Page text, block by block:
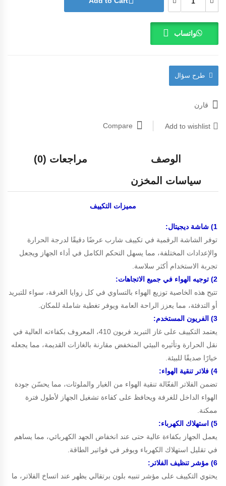
واتساب
طرح سؤال
قارن
Add to wishlist
Compare
الوصف
مراجعات (0)
سياسات المخزن
مميزات التكييف
1) شاشة ديجيتال:
توفر الشاشة الرقمية في تكييف شارب عرضًا دقيقًا لدرجة الحرارة
والإعدادات المختلفة، مما يسهل التحكم الكامل في أداء الجهاز ويجعل
تجربة الاستخدام أكثر سلاسة.
2) توجيه الهواء في جميع الاتجاهات:
تتيح هذه الخاصية توزيع الهواء بالتساوي في كل زوايا الغرفة، سواء للتبريد
أو التدفئة، مما يعزز الراحة العامة ويوفر تغطية شاملة للمكان.
3) الفريون المستخدم:
يعتمد التكييف على غاز التبريد فريون 410، المعروف بكفاءته العالية في
نقل الحرارة وتأثيره البيئي المنخفض مقارنة بالغازات القديمة، مما يجعله
خيارًا صديقًا للبيئة.
4) فلاتر تنقية الهواء:
تضمن الفلاتر الفعّالة تنقية الهواء من الغبار والملوثات، مما يحسّن جودة
الهواء الداخل للغرفة ويحافظ على كفاءة تشغيل الجهاز لأطول فترة
ممكنة.
5) استهلاك الكهرباء:
يعمل الجهاز بكفاءة عالية حتى عند انخفاض الجهد الكهربائي، مما يساهم
في تقليل استهلاك الكهرباء ويوفر في فواتير الطاقة.
6) مؤشر تنظيف الفلاتر:
يحتوي التكييف على مؤشر تنبيه بلون برتقالي يظهر عند اتساخ الفلاتر، ما